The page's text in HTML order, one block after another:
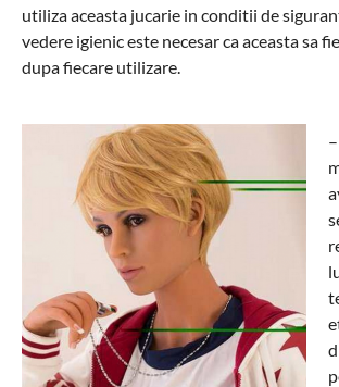
utiliza aceasta jucarie in conditii de
vedere igienic este necesar ca aceasta sa
dupa fiecare utilizare.